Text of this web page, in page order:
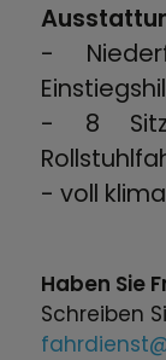
-
- 8
- voll
Haben Sie
Schreiben